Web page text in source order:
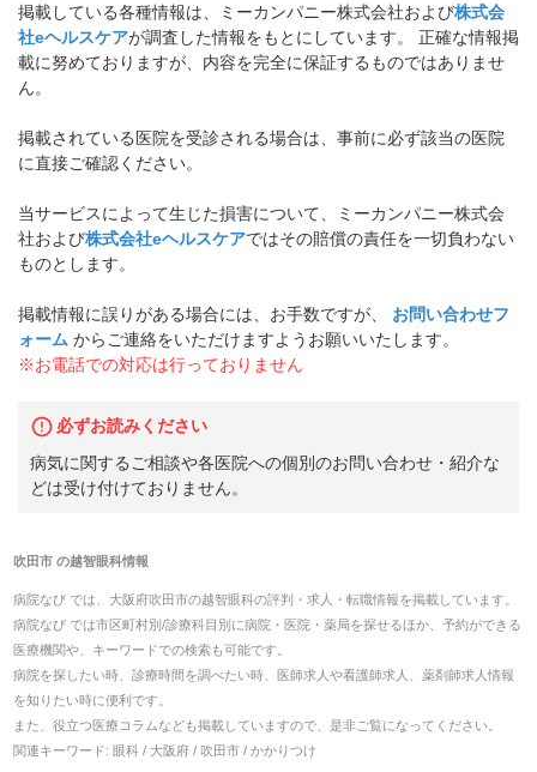
掲載している各種情報は、ミーカンパニー株式会社および株式会
社eヘルスケアが調査した情報をもとにしています。 正確な情報掲
載に努めておりますが、内容を完全に保証するものではありませ
ん。
掲載されている医院を受診される場合は、事前に必ず該当の医院
に直接ご確認ください。
当サービスによって生じた損害について、ミーカンパニー株式会
社および株式会社eヘルスケアではその賠償の責任を一切負わない
ものとします。
掲載情報に誤りがある場合には、お手数ですが、
お問い合わせフ
ォーム からご連絡をいただけますようお願いいたします。
※お電話での対応は行っておりません
必ずお読みください
病気に関するご相談や各医院への個別のお問い合わせ・紹介な
どは受け付けておりません。
吹田市の越智眼科情報
病院なび では、 大阪府吹田市の越智眼科の評判・求人・転職情報を掲載しています。
病院なび では市区町村別/診療科目別に病院・医院・薬局を探せるほか、予約ができる
医療機関や、キーワードでの検索も可能です。
病院を探したい時、診療時間を調べたい時、医師求人や看護師求人、薬剤師求人情報
を知りたい時に便利です。
また、役立つ医療コラムなども掲載していますので、是非ご覧になってください。
関連キーワード: 眼科 / 大阪府 / 吹田市 / かかりつけ